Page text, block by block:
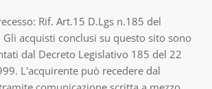
Rif. Art.15 D.Lgs n.185 del
acquisti conclusi su questo sito sono
dal Decreto Legislativo 185 del 22
L'acquirente può recedere dal